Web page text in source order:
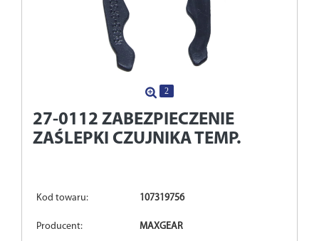
2
27-0112 ZABEZPIECZENIE
ZAŚLEPKI CZUJNIKA TEMP.
Kod towaru: 107319756
Producent: MAXGEAR